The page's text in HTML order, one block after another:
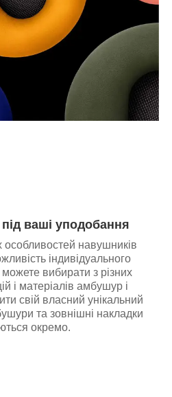
ваші уподобання
особливостей навушників
індивідуального
вибирати з різних
і матеріалів амбушур і
свій власний унікальний
та зовнішні накладки
окремо.